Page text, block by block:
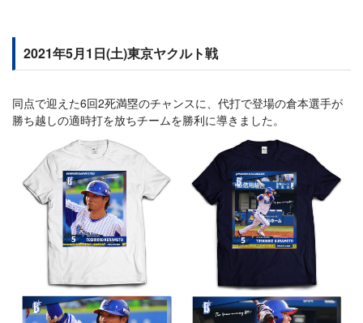
2021年5月1日(土)東京ヤクルト戦
同点で迎えた6回2死満塁のチャンスに、代打で登場の倉本選手が
勝ち越しの適時打を放ちチームを勝利に導きました。